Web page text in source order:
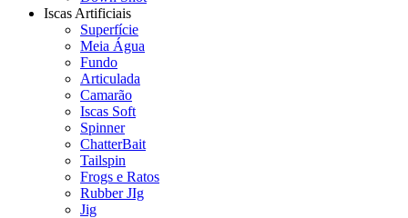
Iscas Artificiais
Superfície
Meia Água
Fundo
Articulada
Camarão
Iscas Soft
Spinner
ChatterBait
Tailspin
Frogs e Ratos
Rubber JIg
Jig